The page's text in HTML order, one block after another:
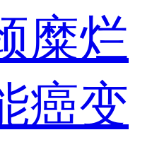
糜烂
癌变